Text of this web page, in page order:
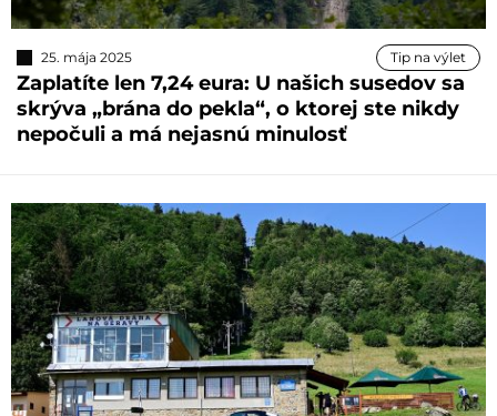
25. mája 2025 Tip na výlet
Zaplatíte len 7,24 eura: U našich susedov sa
skrýva „brána do pekla“, o ktorej ste nikdy
nepočuli a má nejasnú minulosť